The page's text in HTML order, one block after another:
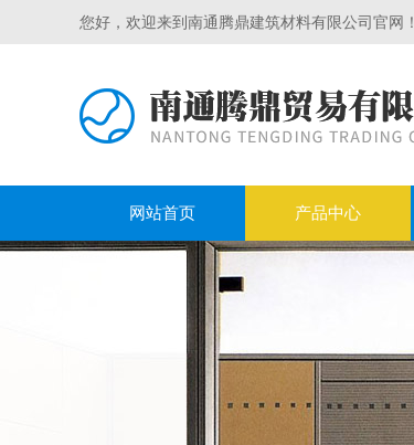
您好，欢迎来到南通腾鼎建筑材料有限公司官网！
网站首页 产品中心